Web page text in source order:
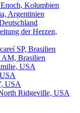
Kolumbien
Argentinien
der Herzen,
SP, Brasilien
AM, Brasilien
USA
USA
Ridgeville, USA